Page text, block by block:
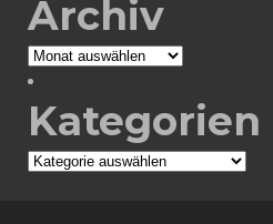
Archiv
Archiv
Kategorien
Kategorien